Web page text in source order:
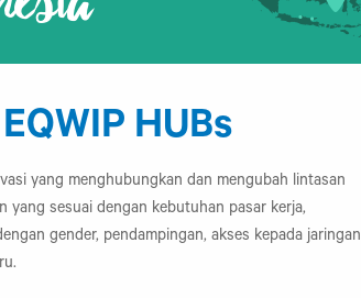
HUBs
yang menghubungkan dan mengubah lintasan
yang sesuai dengan kebutuhan pasar kerja,
gender, pendampingan, akses kepada jaringan